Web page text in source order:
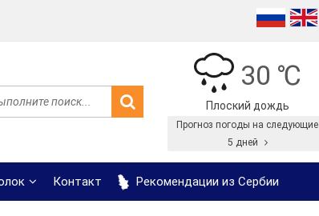
30 ℃
Плоский дождь
Прогноз погоды на следующие
5 дней
Контакт Рекомендации из Сербии